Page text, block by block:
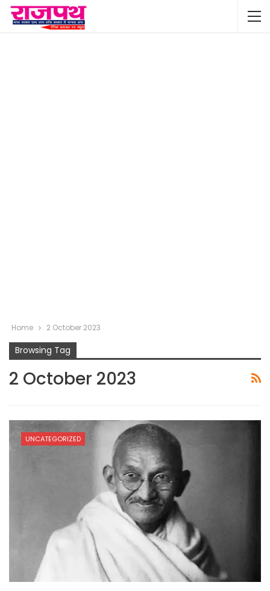
Home 2 October 2023
Browsing Tag
2 October 2023
UNCATEGORIZED